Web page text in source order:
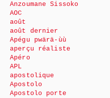
Anzoumane Sissoko
AOC
août
août dernier
Apégu pwärä-ùù
aperçu réaliste
Apéro
APL
apostolique
Apostolo
Apostolo porte